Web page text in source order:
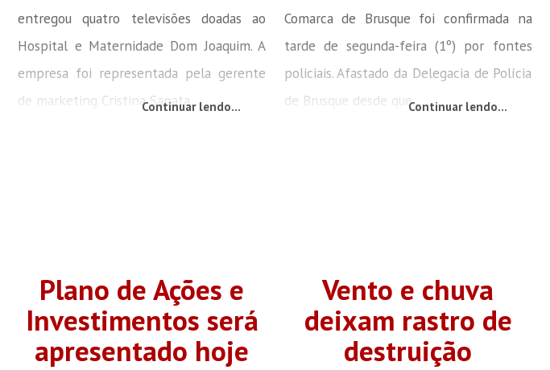
entregou quatro televisões doadas ao
Hospital e Maternidade Dom Joaquim. A
empresa foi representada pela gerente
de marketing Cristina Sapata,...
Continuar lendo...
Comarca de Brusque foi confirmada na
tarde de segunda-feira (1º) por fontes
policiais. Afastado da Delegacia de Polícia
de Brusque desde que...Continuar lendo...
Plano de Ações e
Investimentos será
apresentado hoje
Vento e chuva
deixam rastro de
destruição